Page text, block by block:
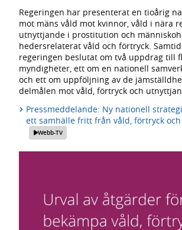
Regeringen har presenterat en tioårig
mot mäns våld mot kvinnor, våld i nära
utnyttjande i prostitution och
hedersrelaterat våld och förtryck.
regeringen beslutat om två uppdrag till
myndigheter, ett om en nationell
och ett om uppföljning av de
delmålen mot våld, förtryck och
Pressmeddelande: Ny nationell
ett samhälle fritt från våld, förtryck
Webb-TV